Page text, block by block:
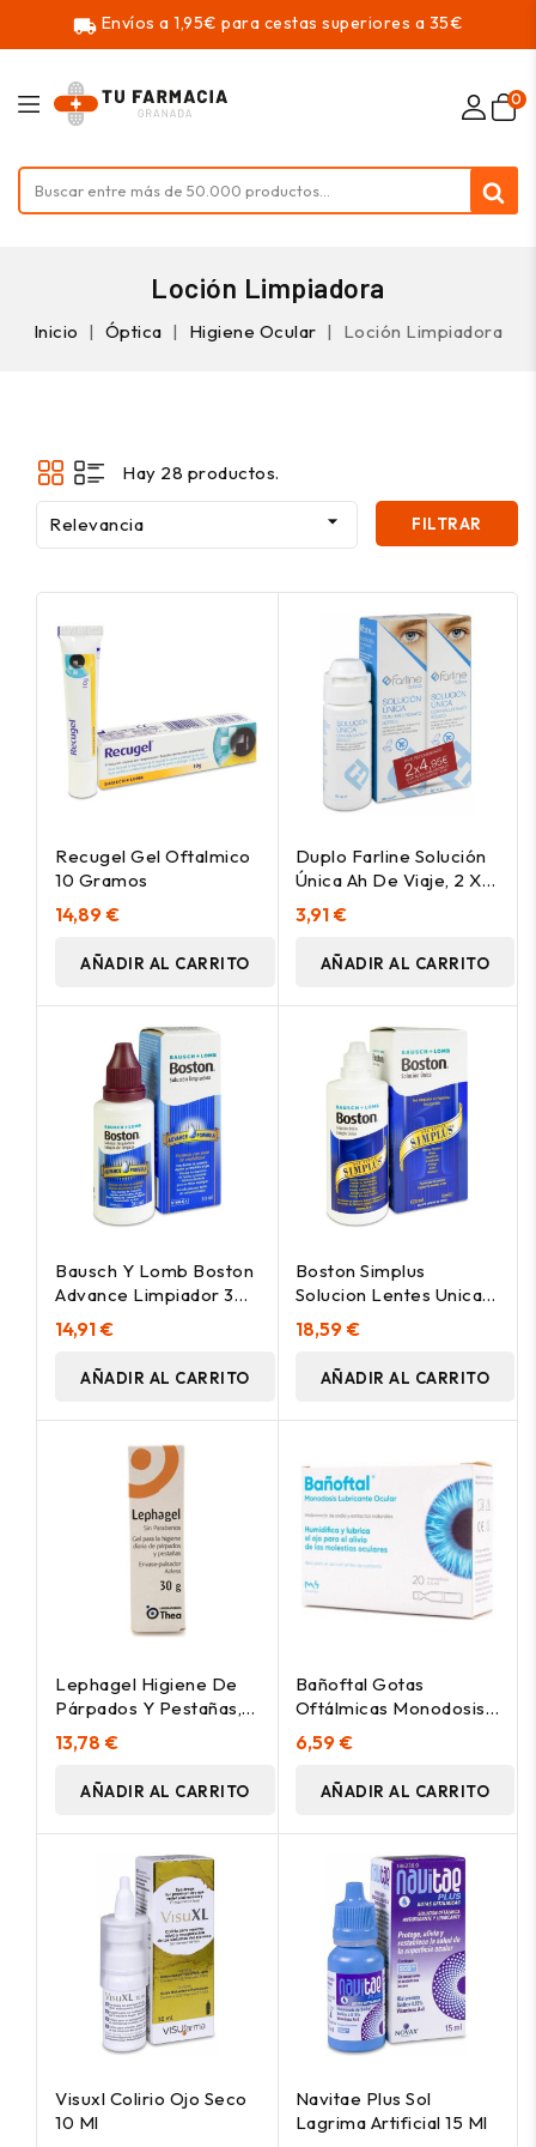
local_shipping Envíos a 1,95€ para cestas superiores a 35€
0
Loción Limpiadora
Inicio Óptica Higiene Ocular Loción Limpiadora
Hay 28 productos.
Relevancia  FILTRAR
Recugel Gel Oftalmico
10 Gramos
14,89 €
AÑADIR AL CARRITO
Duplo Farline Solución
Única Ah De Viaje, 2 X
60 Ml
3,91 €
AÑADIR AL CARRITO
Bausch Y Lomb Boston
Advance Limpiador 30
Ml
14,91 €
AÑADIR AL CARRITO
Boston Simplus
Solucion Lentes Unica
120
18,59 €
AÑADIR AL CARRITO
Lephagel Higiene De
Párpados Y Pestañas,
30 G
13,78 €
AÑADIR AL CARRITO
Bañoftal Gotas
Oftálmicas Monodosis,
20 Uds
6,59 €
AÑADIR AL CARRITO
Visuxl Colirio Ojo Seco
10 Ml
Navitae Plus Sol
Lagrima Artificial 15 Ml